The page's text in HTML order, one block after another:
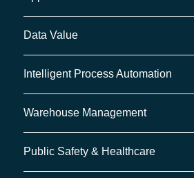
Data Value
Intelligent Process Automation
Warehouse Management
Public Safety & Healthcare